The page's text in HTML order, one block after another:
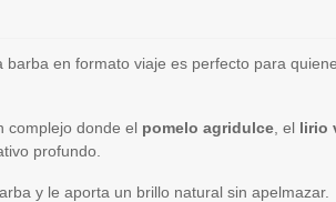
barba en formato viaje es perfecto para
complejo donde el pomelo agridulce , el lirio
profundo.
y le aporta un brillo natural sin apelmazar.